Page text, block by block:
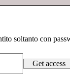
soltanto con